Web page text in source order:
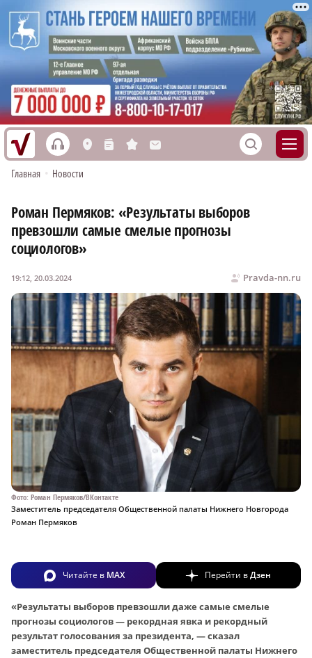
h L n s M S
Главная • Новости
Роман Пермяков: «Результаты выборов
превзошли самые смелые прогнозы
социологов»
Pravda-nn.ru
19:12, 20.03.2024
Фото: Роман Пермяков/ВКонтакте
Заместитель председателя Общественной палаты Нижнего Новгорода
Роман Пермяков
Читайте в MAX Перейти вДзен
«Результаты выборов превзошли даже самые смелые
прогнозы социологов — рекордная явка и рекордный
результат голосования за президента, — сказал
заместитель председателя Общественной палаты Нижнего